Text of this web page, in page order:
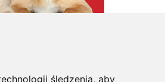
śledzenia, aby
psów,witaminy / odżywki,na